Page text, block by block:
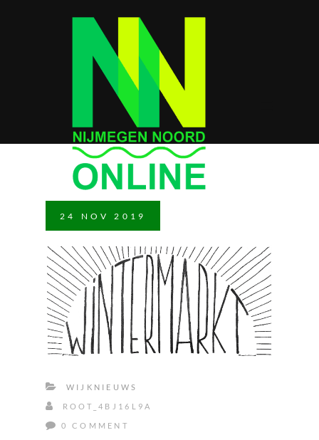
24 NOV 2019
WIJKNIEUWS
ROOT_4BJ16L9A
0 COMMENT